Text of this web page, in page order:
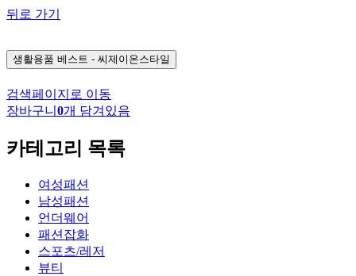
뒤로 가기
생활용품 베스트 - 씨제이온스타일
검색페이지로 이동
장바구니 0개 담겨있음
카테고리 목록
여성패션
남성패션
언더웨어
패션잡화
스포츠/레저
뷰티